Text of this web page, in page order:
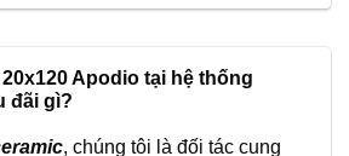
Apodio tại hệ thống
đãi gì?
, chúng tôi là đối tác cung